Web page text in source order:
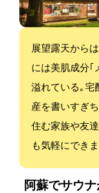
展望露天から
には美肌成分｢
溢れている｡
産を書いすぎ
住む家族や友
も気軽にでき
阿蘇でサウ